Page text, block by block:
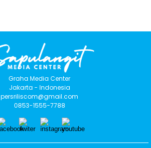
Graha Media Center
Jakarta - Indonesia
persriliscom@gmail.com
0853-1555-7788